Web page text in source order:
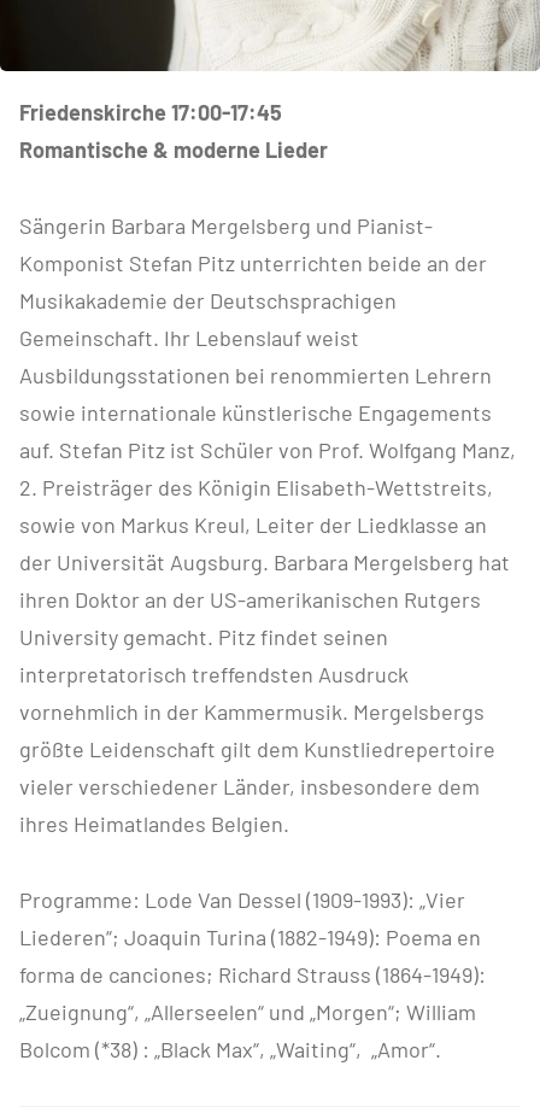
Friedenskirche 17:00-17:45
Romantische & moderne Lieder
Sängerin Barbara Mergelsberg und Pianist-
Komponist Stefan Pitz unterrichten beide an der
Musikakademie der Deutschsprachigen
Gemeinschaft. Ihr Lebenslauf weist
Ausbildungsstationen bei renommierten Lehrern
sowie internationale künstlerische Engagements
auf. Stefan Pitz ist Schüler von Prof. Wolfgang Manz,
2. Preisträger des Königin Elisabeth-Wettstreits,
sowie von Markus Kreul, Leiter der Liedklasse an
der Universität Augsburg. Barbara Mergelsberg hat
ihren Doktor an der US-amerikanischen Rutgers
University gemacht. Pitz findet seinen
interpretatorisch treffendsten Ausdruck
vornehmlich in der Kammermusik. Mergelsbergs
größte Leidenschaft gilt dem Kunstliedrepertoire
vieler verschiedener Länder, insbesondere dem
ihres Heimatlandes Belgien.
Programme: Lode Van Dessel (1909-1993): „Vier
Liederen“; Joaquin Turina (1882-1949): Poema en
forma de canciones; Richard Strauss (1864-1949):
„Zueignung“, „Allerseelen“ und „Morgen“; William
Bolcom (*38) : „Black Max“, „Waiting“, „Amor“.